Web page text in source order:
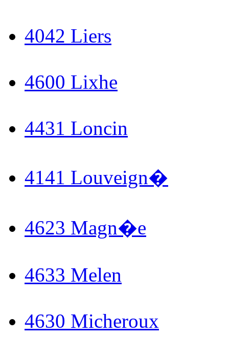
4042 Liers
4600 Lixhe
4431 Loncin
4141 Louveign�
4623 Magn�e
4633 Melen
4630 Micheroux